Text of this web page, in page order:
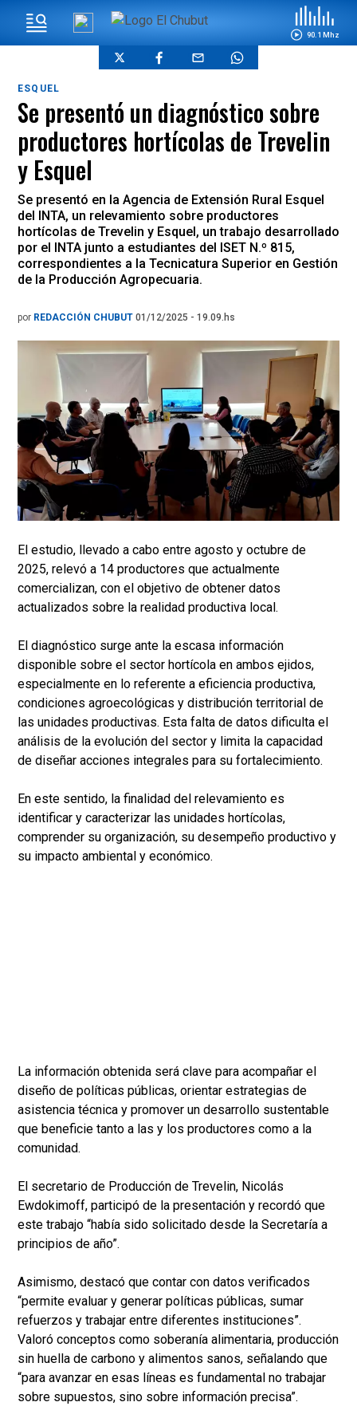
90.1 Mhz
ESQUEL
Se presentó un diagnóstico sobre
productores hortícolas de Trevelin
y Esquel
Se presentó en la Agencia de Extensión Rural Esquel
del INTA, un relevamiento sobre productores
hortícolas de Trevelin y Esquel, un trabajo desarrollado
por el INTA junto a estudiantes del ISET N.º 815,
correspondientes a la Tecnicatura Superior en Gestión
de la Producción Agropecuaria.
por REDACCIÓN CHUBUT 01/12/2025 - 19.09.hs
El estudio, llevado a cabo entre agosto y octubre de
2025, relevó a 14 productores que actualmente
comercializan, con el objetivo de obtener datos
actualizados sobre la realidad productiva local.
El diagnóstico surge ante la escasa información
disponible sobre el sector hortícola en ambos ejidos,
especialmente en lo referente a eficiencia productiva,
condiciones agroecológicas y distribución territorial de
las unidades productivas. Esta falta de datos dificulta el
análisis de la evolución del sector y limita la capacidad
de diseñar acciones integrales para su fortalecimiento.
En este sentido, la finalidad del relevamiento es
identificar y caracterizar las unidades hortícolas,
comprender su organización, su desempeño productivo y
su impacto ambiental y económico.
La información obtenida será clave para acompañar el
diseño de políticas públicas, orientar estrategias de
asistencia técnica y promover un desarrollo sustentable
que beneficie tanto a las y los productores como a la
comunidad.
El secretario de Producción de Trevelin, Nicolás
Ewdokimoff, participó de la presentación y recordó que
este trabajo “había sido solicitado desde la Secretaría a
principios de año”.
Asimismo, destacó que contar con datos verificados
“permite evaluar y generar políticas públicas, sumar
refuerzos y trabajar entre diferentes instituciones”.
Valoró conceptos como soberanía alimentaria, producción
sin huella de carbono y alimentos sanos, señalando que
“para avanzar en esas líneas es fundamental no trabajar
sobre supuestos, sino sobre información precisa”.